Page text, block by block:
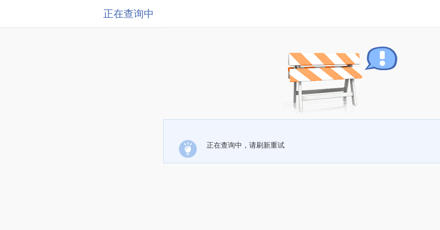
正在查询中
正在查询中，请刷新重试